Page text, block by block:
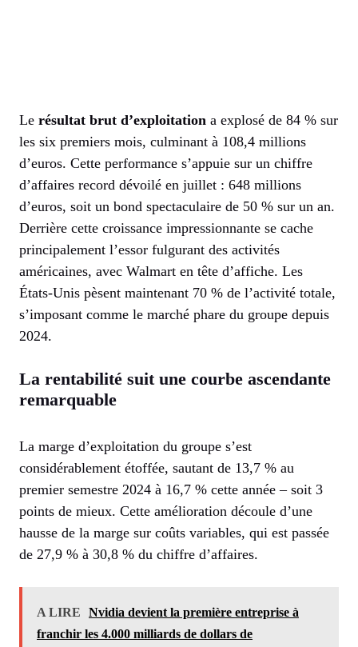
Le résultat brut d’exploitation a explosé de 84 % sur
les six premiers mois, culminant à 108,4 millions
d’euros. Cette performance s’appuie sur un chiffre
d’affaires record dévoilé en juillet : 648 millions
d’euros, soit un bond spectaculaire de 50 % sur un an.
Derrière cette croissance impressionnante se cache
principalement l’essor fulgurant des activités
américaines, avec Walmart en tête d’affiche. Les
États-Unis pèsent maintenant 70 % de l’activité totale,
s’imposant comme le marché phare du groupe depuis
2024.
La rentabilité suit une courbe ascendante
remarquable
La marge d’exploitation du groupe s’est
considérablement étoffée, sautant de 13,7 % au
premier semestre 2024 à 16,7 % cette année – soit 3
points de mieux. Cette amélioration découle d’une
hausse de la marge sur coûts variables, qui est passée
de 27,9 % à 30,8 % du chiffre d’affaires.
A LIRE
Nvidia devient la première entreprise à
franchir les 4.000 milliards de dollars de